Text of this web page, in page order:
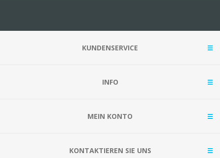
KUNDENSERVICE
INFO
MEIN KONTO
KONTAKTIEREN SIE UNS